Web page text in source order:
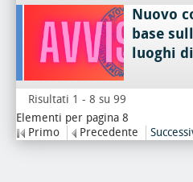
Nuovo
base
luoghi
Risultati 1 - 8 su 99
Elementi per pagina 8
Primo
Precedente